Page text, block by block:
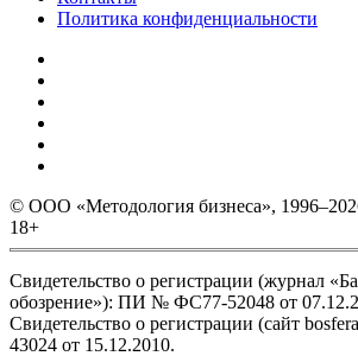
Политика конфиденциальности
© ООО «Методология бизнеса»,
18+
Свидетельство о регистрации (журнал
обозрение»): ПИ № ФС77-52048 от
Свидетельство о регистрации (сайт
43024 от 15.12.2010.